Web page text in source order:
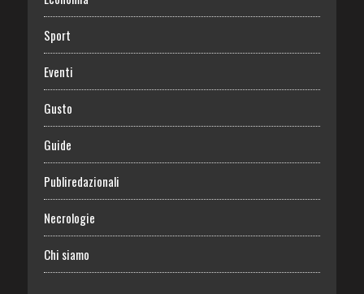
Sport
Eventi
Gusto
Guide
Publiredazionali
Necrologie
Chi siamo